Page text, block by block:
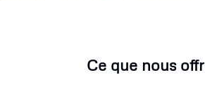
Ce que nous